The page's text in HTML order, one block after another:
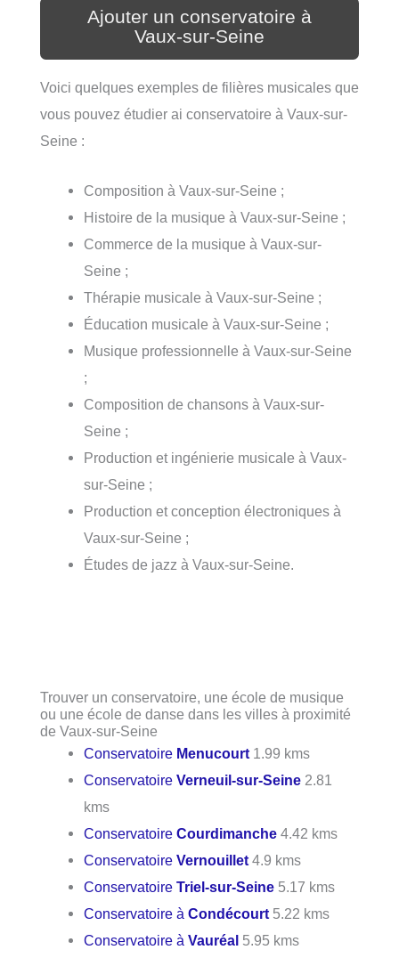
Ajouter un conservatoire à
Vaux-sur-Seine
Voici quelques exemples de filières musicales que
vous pouvez étudier ai conservatoire à Vaux-sur-
Seine :
Composition à Vaux-sur-Seine ;
Histoire de la musique à Vaux-sur-Seine ;
Commerce de la musique à Vaux-sur-
Seine ;
Thérapie musicale à Vaux-sur-Seine ;
Éducation musicale à Vaux-sur-Seine ;
Musique professionnelle à Vaux-sur-Seine
;
Composition de chansons à Vaux-sur-
Seine ;
Production et ingénierie musicale à Vaux-
sur-Seine ;
Production et conception électroniques à
Vaux-sur-Seine ;
Études de jazz à Vaux-sur-Seine.
Trouver un conservatoire, une école de musique
ou une école de danse dans les villes à proximité
de Vaux-sur-Seine
Conservatoire Menucourt 1.99 kms
ConservatoireVerneuil-sur-Seine 2.81
kms
ConservatoireCourdimanche 4.42 kms
ConservatoireVernouillet 4.9 kms
ConservatoireTriel-sur-Seine 5.17 kms
Conservatoire àCondécourt 5.22 kms
Conservatoire àVauréal 5.95 kms